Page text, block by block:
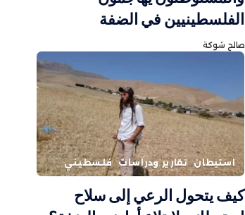
الفلسطينيين في الضفة
صالح شوكة
استيطان تقارير ودراسات فلسطيني
كيف يتحول الرعي إلى سلاح